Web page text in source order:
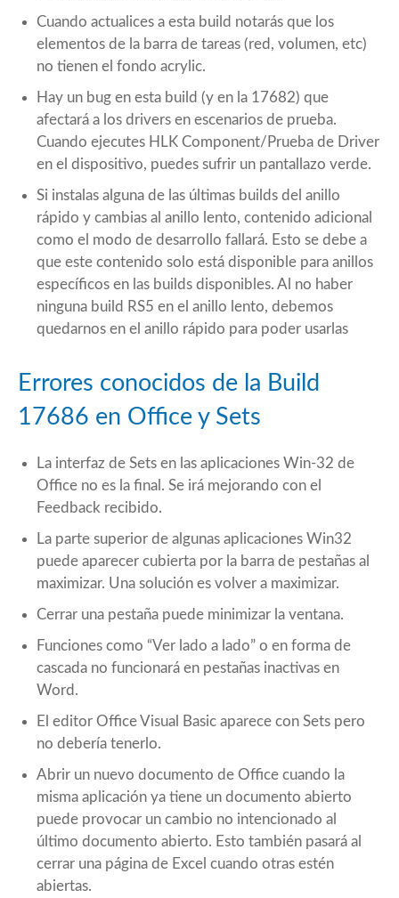
Cuando actualices a esta build notarás que los
elementos de la barra de tareas (red, volumen, etc)
no tienen el fondo acrylic.
Hay un bug en esta build (y en la 17682) que
afectará a los drivers en escenarios de prueba.
Cuando ejecutes HLK Component/Prueba de Driver
en el dispositivo, puedes sufrir un pantallazo verde.
Si instalas alguna de las últimas builds del anillo
rápido y cambias al anillo lento, contenido adicional
como el modo de desarrollo fallará. Esto se debe a
que este contenido solo está disponible para anillos
específicos en las builds disponibles. Al no haber
ninguna build RS5 en el anillo lento, debemos
quedarnos en el anillo rápido para poder usarlas
Errores conocidos de la Build
17686 en Office y Sets
La interfaz de Sets en las aplicaciones Win-32 de
Office no es la final. Se irá mejorando con el
Feedback recibido.
La parte superior de algunas aplicaciones Win32
puede aparecer cubierta por la barra de pestañas al
maximizar. Una solución es volver a maximizar.
Cerrar una pestaña puede minimizar la ventana.
Funciones como “Ver lado a lado” o en forma de
cascada no funcionará en pestañas inactivas en
Word.
El editor Office Visual Basic aparece con Sets pero
no debería tenerlo.
Abrir un nuevo documento de Office cuando la
misma aplicación ya tiene un documento abierto
puede provocar un cambio no intencionado al
último documento abierto. Esto también pasará al
cerrar una página de Excel cuando otras estén
abiertas.